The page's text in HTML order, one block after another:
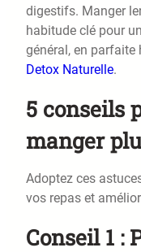
digestifs. Manger
habitude clé pour
général, en parfaite
Detox Naturelle.
5 conseils
manger
Adoptez ces
vos repas et
Conseil 1 :